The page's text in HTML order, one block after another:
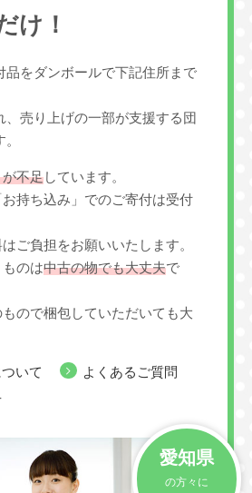
け！
品をダンボールで下記住所まで
、売り上げの一部が支援する団
不足しています。
持ち込み」でのご寄付は受付
ご負担をお願いいたします。
のは中古の物でも大丈夫で
ので梱包していただいても大
いて
よくあるご質問
愛知県
の方々に